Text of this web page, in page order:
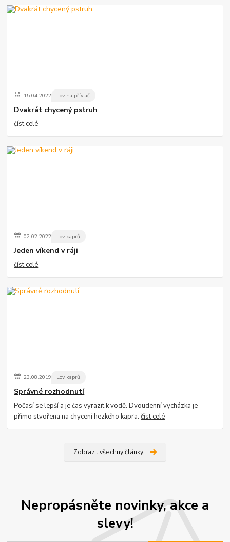
15.04.2022 Lov na přívlač
Dvakrát chycený pstruh
číst celé
02.02.2022 Lov kaprů
Jeden víkend v ráji
číst celé
23.08.2019 Lov kaprů
Správné rozhodnutí
Počasí se lepší a je čas vyrazit k vodě. Dvoudenní vycházka je
přímo stvořena na chycení hezkého kapra.číst celé
Zobrazit všechny články
Nepropásněte novinky, akce a
slevy!